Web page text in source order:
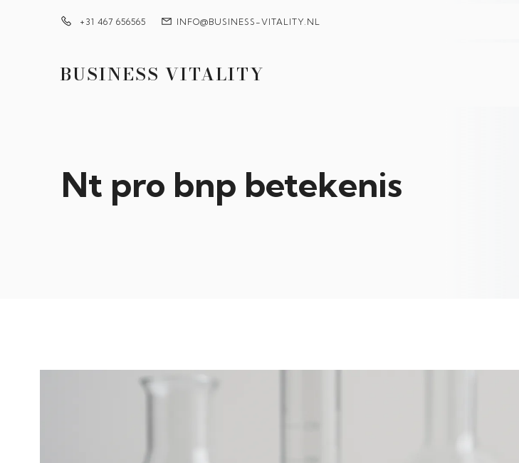
+31 467 656565 INFO@BUSINESS-VITALITY.NL
BUSINESS VITALITY
Nt pro bnp betekenis